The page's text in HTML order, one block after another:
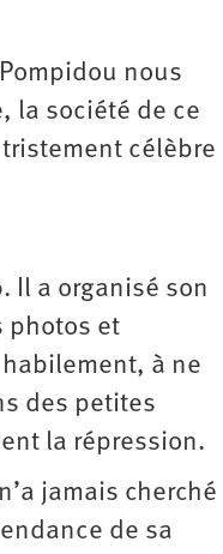
nous
la société de ce
célèbre
Il a organisé son
photos et
à ne
des petites
la répression.
jamais cherché
de sa